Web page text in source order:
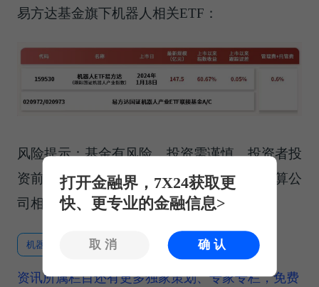
易方达基金旗下机器人相关ETF：
风险提示：基金有风险，投资需谨慎。投资者投
资前请详细阅读基金法律文件及交易所、结算公
司相关业务规则。
+0.50% 同花顺 +0.62%
资讯所属栏目还有更多独家策划、专家专栏，免费
打开金融界，7X24获取更
快、更专业的金融信息>
取消 确认